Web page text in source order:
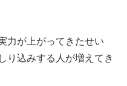
力が上がってきたせい
り込みする人が増えてき